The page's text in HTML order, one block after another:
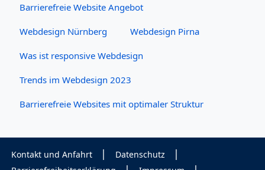
Barrierefreie Website Angebot
Webdesign Nürnberg Webdesign Pirna
Was ist responsive Webdesign
Trends im Webdesign 2023
Barrierefreie Websites mit optimaler Struktur
Kontakt und Anfahrt
Datenschutz